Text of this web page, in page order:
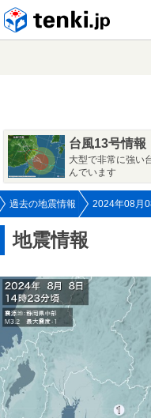
台風13号情報
大型で非常に強い
んでいます
過去の地震情報 2024年08月
地震情報